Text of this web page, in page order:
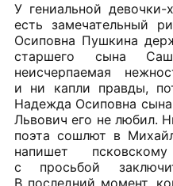
У гениальной
есть замечательный
Осиповна Пушкина
старшего сына
неисчерпаемая
и ни капли правды,
Надежда Осиповна
Львович его не любил.
поэта сошлют в
напишет
с просьбой